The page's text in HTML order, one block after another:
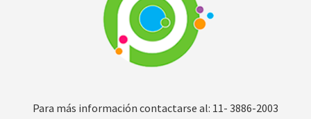
Para más información contactarse al: 11- 3886-2003